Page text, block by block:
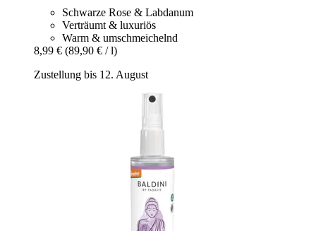
Schwarze Rose & Labdanum
Verträumt & luxuriös
Warm & umschmeichelnd
8,99 € (89,90 € / l)
Zustellung bis 12. August